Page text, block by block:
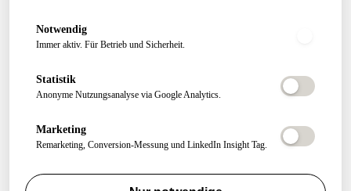
Conversion Tracking
ÜBER QUIK
Experten Netzwerk
Kontakt
Notwendig
Immer aktiv. Für Betrieb und Sicherheit.
Statistik
Anonyme Nutzungsanalyse via Google Analytics.
Marketing
Remarketing, Conversion-Messung und LinkedIn Insight Tag.